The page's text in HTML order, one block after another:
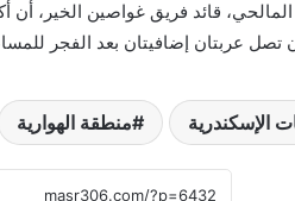
تصل عربتان إضافيتان بعد الفجر
الإسكندرية منطقة الهوارية